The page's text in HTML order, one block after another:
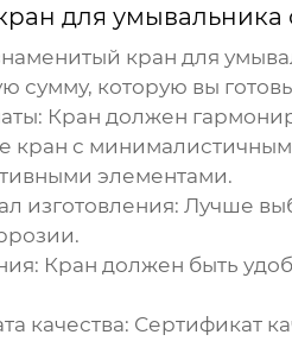
для умывальника
кран для
сумму, которую вы
Кран должен
кран с
элементами.
изготовления: Лучше
Кран должен быть
качества: Сертификат